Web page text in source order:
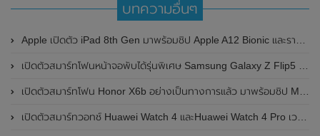
บทความอื่นๆ
Apple เปิดตัว iPad 8th Gen มาพร้อมชิป Apple A12 Bionic และราคาที่ย่อมเยาว์เริ่มต้นเพียง 10,900 บาท
เปิดตัวสมาร์ทโฟนหน้าจอพับได้รุ่นพิเศษ Samsung Galaxy Z Flip5 Retro เพื่อเฉลิมฉลองครบรอบ 20 ปี
เปิดตัวสมาร์ทโฟน Honor X6b อย่างเป็นทางการแล้ว มาพร้อมชิป MediaTek Helio G85 , หน้าจอแสดงผล 90Hz และแบตเตอรี่ 5,200mAh พร้อมรองรับการชาร์จไวที่ 35W
เปิดตัวสมาร์ทวอทช์ Huawei Watch 4 และHuawei Watch 4 Pro เวอร์ชั่นวางขายทั่วโลกอย่างเป็นทางการแล้ว มาพร้อมฟีเจอร์วัดระดับน้ำตาลในเลือดสูงเรือนแรกของโลก